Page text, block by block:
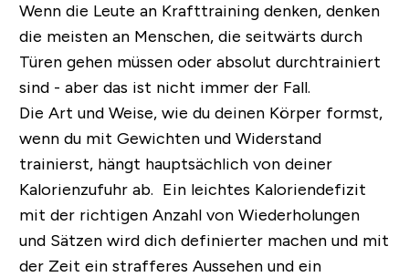
Wenn die Leute an Krafttraining denken, denken
die meisten an Menschen, die seitwärts durch
Türen gehen müssen oder absolut durchtrainiert
sind - aber das ist nicht immer der Fall.
Die Art und Weise, wie du deinen Körper formst,
wenn du mit Gewichten und Widerstand
trainierst, hängt hauptsächlich von deiner
Kalorienzufuhr ab. Ein leichtes Kaloriendefizit
mit der richtigen Anzahl von Wiederholungen
und Sätzen wird dich definierter machen und mit
der Zeit ein strafferes Aussehen und ein